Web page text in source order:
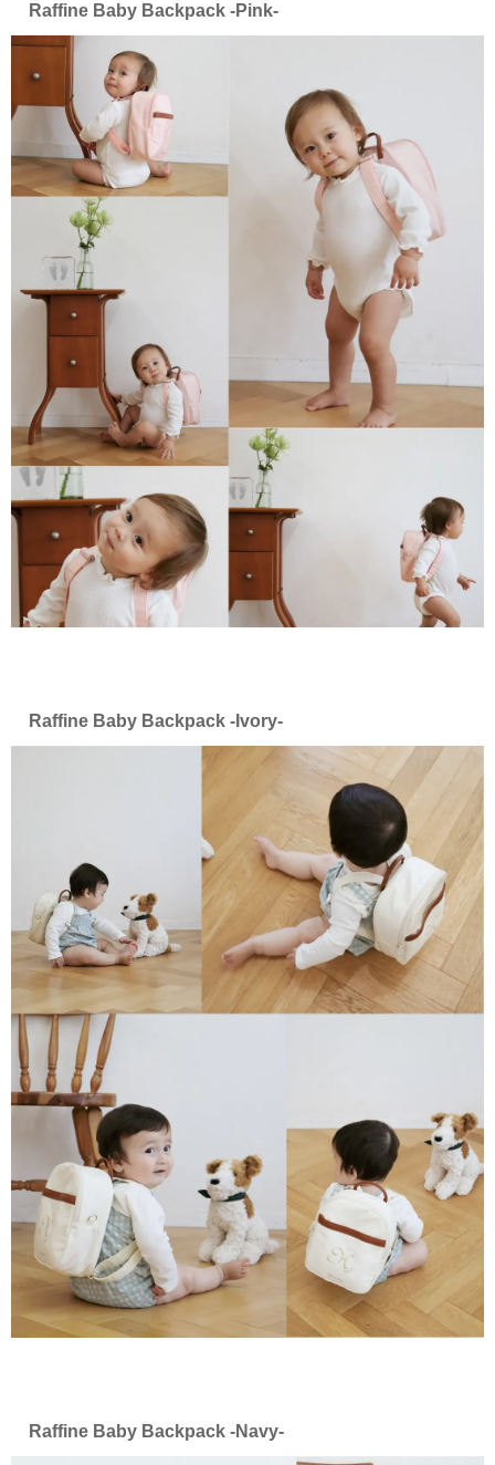
Raffine Baby Backpack -Pink-
Raffine Baby Backpack -Ivory-
Raffine Baby Backpack -Navy-